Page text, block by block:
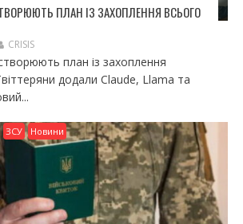
ПЛАН ІЗ ЗАХОПЛЕННЯ ВСЬОГО
CRISIS
план із захоплення
додали Claude, Llama та
ЗСУ Новини